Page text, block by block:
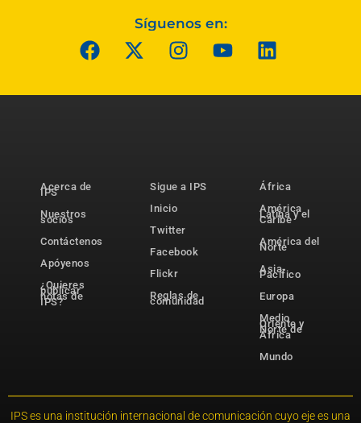
Síguenos en:
Acerca de
IPS
Nuestros
socios
Contáctenos
Apóyenos
¿Quieres
publicar
notas de
IPS?
Sigue a IPS
Inicio
Twitter
Facebook
Flickr
Reglas de
comunidad
África
América
Latina y el
Caribe
América del
Norte
Asia-
Pacífico
Europa
Medio
Oriente y
Norte de
África
Mundo
IPS es una institución internacional de comunicación cuyo eje es una